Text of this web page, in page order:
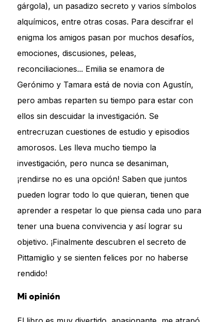
gárgola), un pasadizo secreto y varios símbolos
alquímicos, entre otras cosas. Para descifrar el
enigma los amigos pasan por muchos desafíos,
emociones, discusiones, peleas,
reconciliaciones... Emilia se enamora de
Gerónimo y Tamara está de novia con Agustín,
pero ambas reparten su tiempo para estar con
ellos sin descuidar la investigación. Se
entrecruzan cuestiones de estudio y episodios
amorosos. Les lleva mucho tiempo la
investigación, pero nunca se desaniman,
¡rendirse no es una opción! Saben que juntos
pueden lograr todo lo que quieran, tienen que
aprender a respetar lo que piensa cada uno para
tener una buena convivencia y así lograr su
objetivo. ¡Finalmente descubren el secreto de
Pittamiglio y se sienten felices por no haberse
rendido!
Mi opinión